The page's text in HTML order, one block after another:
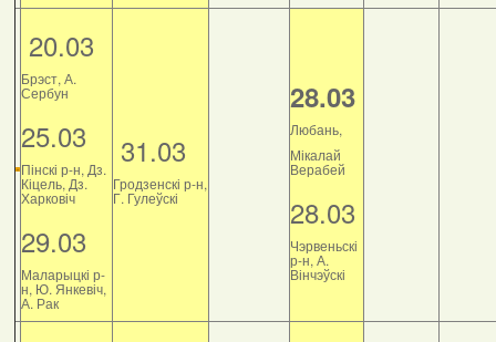
20.03
Брэст, А.
Сербун
25.03
Пінскі р-н, Дз.
Кіцель, Дз.
Харковіч
29.03
Маларыцкі р-
н, Ю. Янкевіч,
А. Рак
31.03
Гродзенскі р-н,
Г. Гулеўскі
28.03
Любань,
Мікалай
Верабей
28.03
Чэрвеньскі
р-н, А.
Вінчэўскі